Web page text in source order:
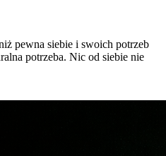
pewna siebie i swoich potrzeb
potrzeba. Nic od siebie nie